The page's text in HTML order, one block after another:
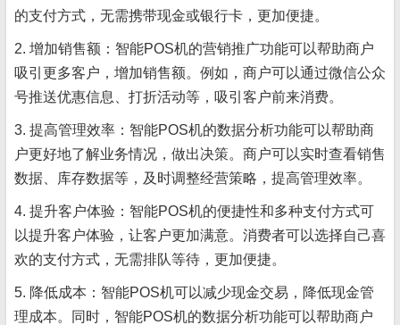
的支付方式，无需携带现金或银行卡，更加便捷。
2. 增加销售额：智能POS机的营销推广功能可以帮助商户
吸引更多客户，增加销售额。例如，商户可以通过微信公众
号推送优惠信息、打折活动等，吸引客户前来消费。
3. 提高管理效率：智能POS机的数据分析功能可以帮助商
户更好地了解业务情况，做出决策。商户可以实时查看销售
数据、库存数据等，及时调整经营策略，提高管理效率。
4. 提升客户体验：智能POS机的便捷性和多种支付方式可
以提升客户体验，让客户更加满意。消费者可以选择自己喜
欢的支付方式，无需排队等待，更加便捷。
5. 降低成本：智能POS机可以减少现金交易，降低现金管
理成本。同时，智能POS机的数据分析功能可以帮助商户